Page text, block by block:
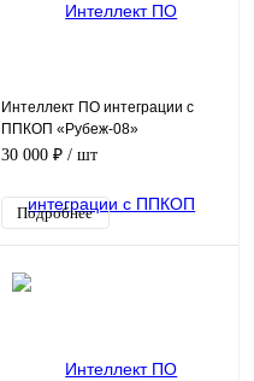
Интеллект ПО интеграции с
ППКОП «Рубеж-08»
Программное обеспечение
30 000 ₽ / шт
Подробнее